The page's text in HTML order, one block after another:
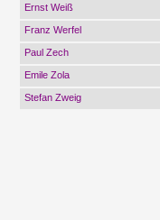
Ernst Weiß
Franz Werfel
Paul Zech
Emile Zola
Stefan Zweig